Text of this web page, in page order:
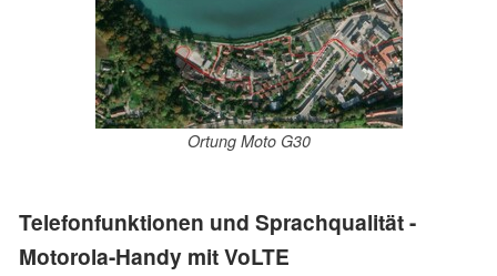
Ortung Moto G30
Telefonfunktionen und Sprachqualität -
Motorola-Handy mit VoLTE